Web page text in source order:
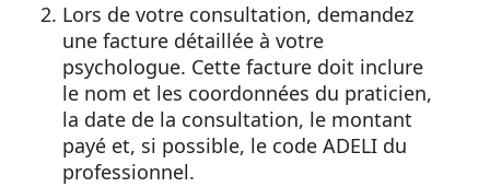
Lors de votre consultation, demandez
une facture détaillée à votre
psychologue. Cette facture doit inclure
le nom et les coordonnées du praticien,
la date de la consultation, le montant
payé et, si possible, le code ADELI du
professionnel.